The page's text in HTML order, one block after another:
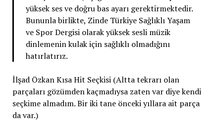
yüksek ses ve doğru bas ayarı gerektirmektedir.
Bununla birlikte, Zinde Türkiye Sağlıklı Yaşam
ve Spor Dergisi olarak yüksek sesli müzik
dinlemenin kulak için sağlıklı olmadığını
hatırlatırız.
İlşad Özkan Kısa Hit Seçkisi (Altta tekrarı olan
parçaları gözümden kaçmadıysa zaten var diye kendi
seçkime almadım. Bir iki tane önceki yıllara ait parça
da var.)